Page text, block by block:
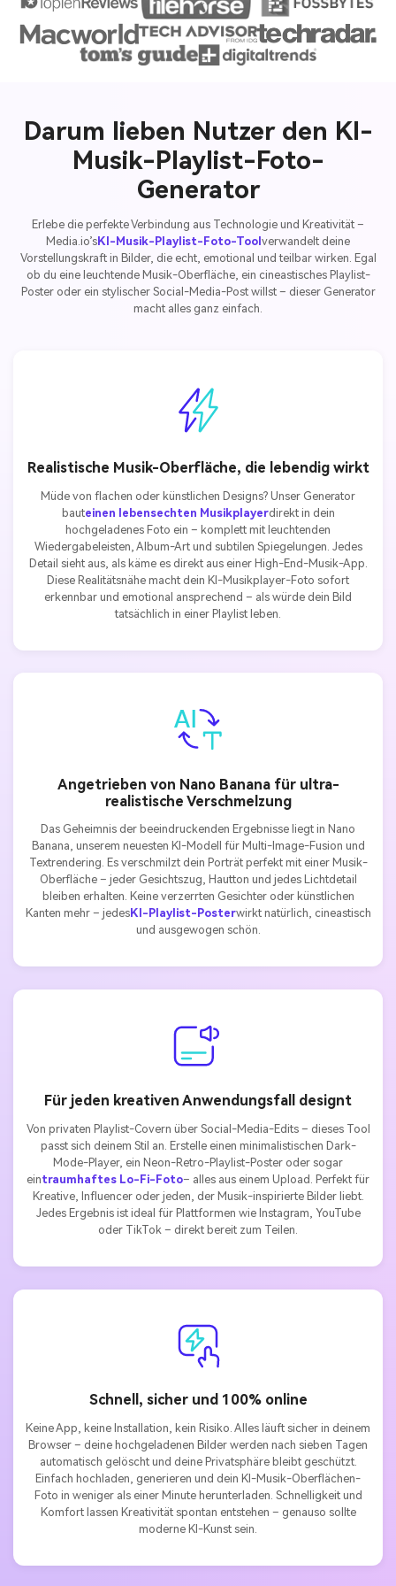
Darum lieben Nutzer den KI-
Musik-Playlist-Foto-
Generator
Erlebe die perfekte Verbindung aus Technologie und Kreativität –
Media.io’sKI-Musik-Playlist-Foto-Toolverwandelt deine
Vorstellungskraft in Bilder, die echt, emotional und teilbar wirken. Egal
ob du eine leuchtende Musik-Oberfläche, ein cineastisches Playlist-
Poster oder ein stylischer Social-Media-Post willst – dieser Generator
macht alles ganz einfach.
Realistische Musik-Oberfläche, die lebendig wirkt
Müde von flachen oder künstlichen Designs? Unser Generator
bauteinen lebensechten Musikplayerdirekt in dein
hochgeladenes Foto ein – komplett mit leuchtenden
Wiedergabeleisten, Album-Art und subtilen Spiegelungen. Jedes
Detail sieht aus, als käme es direkt aus einer High-End-Musik-App.
Diese Realitätsnähe macht dein KI-Musikplayer-Foto sofort
erkennbar und emotional ansprechend – als würde dein Bild
tatsächlich in einer Playlist leben.
Angetrieben von Nano Banana für ultra-
realistische Verschmelzung
Das Geheimnis der beeindruckenden Ergebnisse liegt in Nano
Banana, unserem neuesten KI-Modell für Multi-Image-Fusion und
Textrendering. Es verschmilzt dein Porträt perfekt mit einer Musik-
Oberfläche – jeder Gesichtszug, Hautton und jedes Lichtdetail
bleiben erhalten. Keine verzerrten Gesichter oder künstlichen
Kanten mehr – jedesKI-Playlist-Posterwirkt natürlich, cineastisch
und ausgewogen schön.
Für jeden kreativen Anwendungsfall designt
Von privaten Playlist-Covern über Social-Media-Edits – dieses Tool
passt sich deinem Stil an. Erstelle einen minimalistischen Dark-
Mode-Player, ein Neon-Retro-Playlist-Poster oder sogar
eintraumhaftes Lo-Fi-Foto– alles aus einem Upload. Perfekt für
Kreative, Influencer oder jeden, der Musik-inspirierte Bilder liebt.
Jedes Ergebnis ist ideal für Plattformen wie Instagram, YouTube
oder TikTok – direkt bereit zum Teilen.
Schnell, sicher und 100% online
Keine App, keine Installation, kein Risiko. Alles läuft sicher in deinem
Browser – deine hochgeladenen Bilder werden nach sieben Tagen
automatisch gelöscht und deine Privatsphäre bleibt geschützt.
Einfach hochladen, generieren und dein KI-Musik-Oberflächen-
Foto in weniger als einer Minute herunterladen. Schnelligkeit und
Komfort lassen Kreativität spontan entstehen – genauso sollte
moderne KI-Kunst sein.